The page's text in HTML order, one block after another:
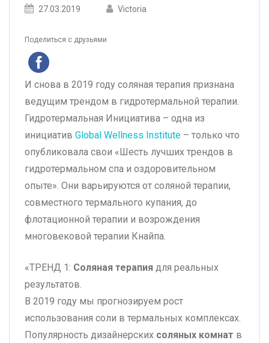
Posted27.03.2019
PostedVictoria
Поделиться с друзьями
И снова в 2019 году соляная терапия признана
ведущим трендом в гидротермальной терапии.
Гидротермальная Инициатива – одна из
инициатив Global Wellness Institute – только что
опубликовала свои «Шесть лучших трендов в
гидротермальном спа и оздоровительном
опыте». Они варьируются от соляной терапии,
совместного термального купания, до
флотационной терапии и возрождения
многовековой терапии Кнайпа.
«ТРЕНД 1: Соляная терапия для реальных
результатов.
В 2019 году мы прогнозируем рост
использования соли в термальных комплексах.
Популярность дизайнерских соляных комнат в